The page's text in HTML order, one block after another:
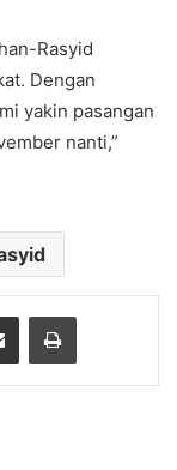
Rasyid
Dengan
yakin pasangan
nanti,”
Share via Email Print